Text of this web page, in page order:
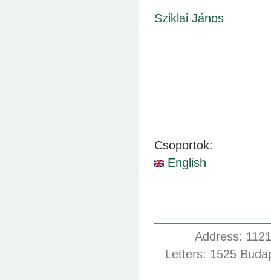
Sziklai János
Csoportok:
English
Address:
Letters: 1525